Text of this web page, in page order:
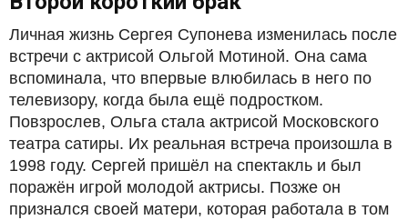
Личная жизнь Сергея Супонева изменилась после
встречи с актрисой Ольгой Мотиной. Она сама
вспоминала, что впервые влюбилась в него по
телевизору, когда была ещё подростком.
Повзрослев, Ольга стала актрисой Московского
театра сатиры. Их реальная встреча произошла в
1998 году. Сергей пришёл на спектакль и был
поражён игрой молодой актрисы. Позже он
признался своей матери, которая работала в том